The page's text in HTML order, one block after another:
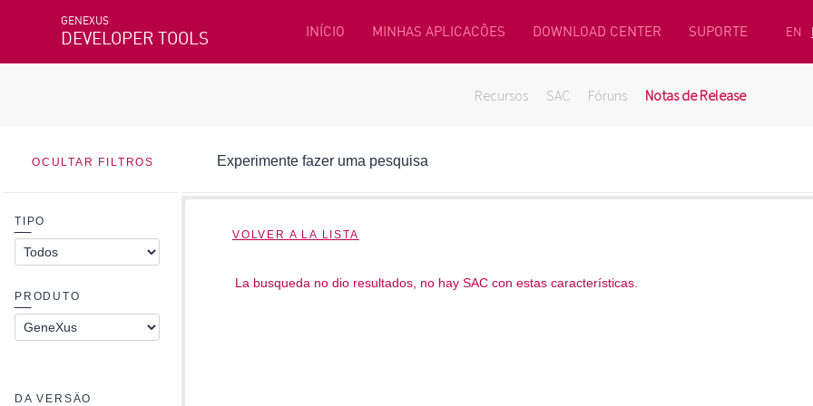
GENEXUS
DEVELOPER TOOLS INÍCIO MINHAS APLICACÕES DOWNLOAD CENTER SUPORTE EN
Recursos SAC Fóruns Notas de Release